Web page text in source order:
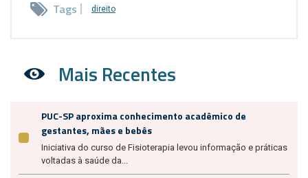
Tags direito
Mais Recentes
PUC-SP aproxima conhecimento acadêmico de
gestantes, mães e bebês
Iniciativa do curso de Fisioterapia levou informação e práticas
voltadas à saúde da...